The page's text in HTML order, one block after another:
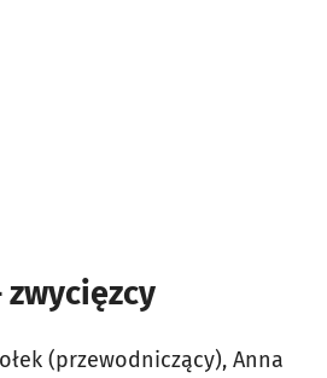
(przewodniczący), Anna